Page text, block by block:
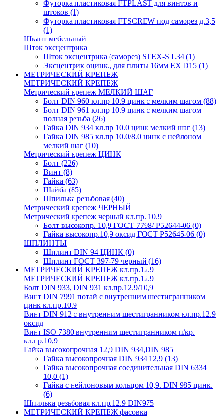
Футорка пластиковая FTPLAST для винтов и
штоков (1)
Футорка пластиковая FTSCREW под саморез д.3,5
(1)
Шкант мебельный
Шток эксцентрика
Шток эксцентрика (саморез) STEX-S L34 (1)
Эксцентрик оцинк., для плиты 16мм EX D15 (1)
МЕТРИЧЕСКИЙ КРЕПЕЖ
МЕТРИЧЕСКИЙ КРЕПЕЖ
Метрический крепеж МЕЛКИЙ ШАГ
Болт DIN 960 кл.пр 10.9 цинк с мелким шагом (88)
Болт DIN 961 кл.пр 10.9 цинк с мелким шагом
полная резьба (26)
Гайка DIN 934 кл.пр 10.0 цинк мелкий шаг (13)
Гайка DIN 985 кл.пр 10.0/8.0 цинк с нейлоном
мелкий шаг (10)
Метрический крепеж ЦИНК
Болт (226)
Винт (8)
Гайка (63)
Шайба (85)
Шпилька резьбовая (40)
Метрический крепеж ЧЕРНЫЙ
Метрический крепеж черный кл.пр. 10.9
Болт высокопр. 10,9 ГОСТ 7798/ Р52644-06 (0)
Гайка высокопр.10,9 оксид ГОСТ Р52645-06 (0)
ШПЛИНТЫ
Шплинт DIN 94 ЦИНК (0)
Шплинт ГОСТ 397-79 черный (16)
МЕТРИЧЕСКИЙ КРЕПЕЖ кл.пр.12.9
МЕТРИЧЕСКИЙ КРЕПЕЖ кл.пр.12.9
Болт DIN 933, DIN 931 кл.пр.12.9/10,9
Винт DIN 7991 потай с внутренним шестигранником
цинк кл.пр.10.9
Винт DIN 912 с внутренним шестигранником кл.пр.12.9
оксид
Винт ISO 7380 внутренним шестигранником п/кр.
кл.пр.10,9
Гайка высокопрочная 12,9 DIN 934,DIN 985
Гайка высокопрочная DIN 934 12,9 (13)
Гайка высокопрочная соединительная DIN 6334
10,0 (1)
Гайка с нейлоновым кольцом 10,9. DIN 985 цинк.
(6)
Шпилька резьбовая кл.пр.12.9 DIN975
МЕТРИЧЕСКИЙ КРЕПЕЖ фасовка